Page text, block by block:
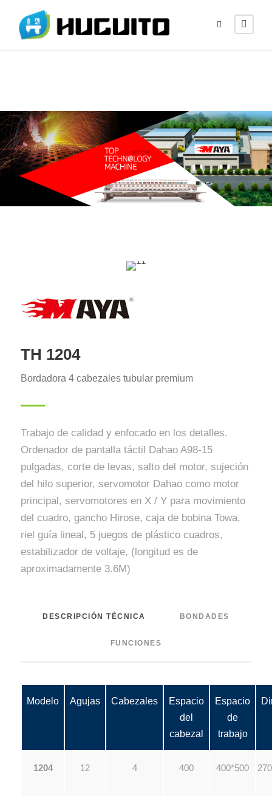
TH 1204
Bordadora 4 cabezales tubular premium
Trabajo de calidad y enfocado en los detalles.
Ordenador de pantalla táctil Dahao A98-15
pulgadas, corte de levas, salto del motor, sujeción
del hilo superior, servomotor Dahao como motor
principal, servomotores en X / Y para movimiento
del cuadro, gancho Hirose, caja de bobina Towa,
riel guía lineal, 5 juegos de plástico cuadros,
estabilizador de voltaje, (longitud es de
aproximadamente 3.6M)
DESCRIPCIÓN TÉCNICA BONDADES
FUNCIONES
Modelo Agujas Cabezales
Espacio
del
cabezal
Espacio
de
trabajo
1204 12 4 400 400*500